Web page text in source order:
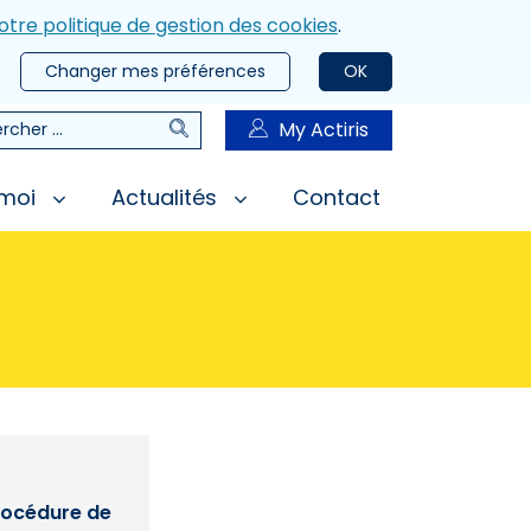
politique de gestion des cookies.
OK
Changer mes préférences
RechercherMy Actiris
Actualités Contact
de